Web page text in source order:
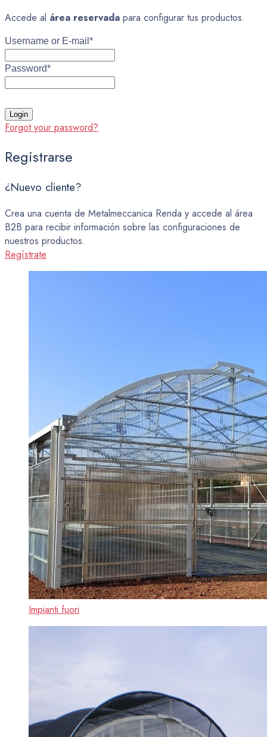
Accede al área reservada para configurar tus productos.
Username or E-mail *
Password*
Forgot your password?
Registrarse
¿Nuevo cliente?
Crea una cuenta de Metalmeccanica Renda y accede al área
B2B para recibir información sobre las configuraciones de
nuestros productos.
Regístrate
Impianti fuori